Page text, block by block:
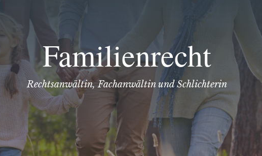
Familienrecht
Rechtsanwältin, Fachanwältin und Schlichterin